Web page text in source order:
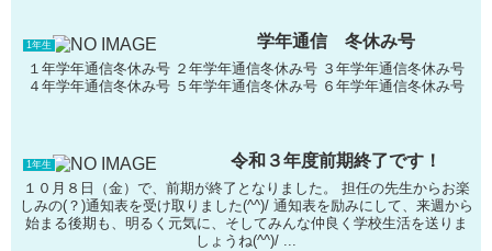
1年生 学年通信 冬休み号
１年学年通信冬休み号 ２年学年通信冬休み号 ３年学年通信冬休み号
４年学年通信冬休み号 ５年学年通信冬休み号 ６年学年通信冬休み号
1年生 令和３年度前期終了です！
１０月８日（金）で、前期が終了となりました。 担任の先生からお楽
しみの(？)通知表を受け取りました(^^)/ 通知表を励みにして、来週から
始まる後期も、明るく元気に、そしてみんな仲良く学校生活を送りま
しょうね(^^)/ ...